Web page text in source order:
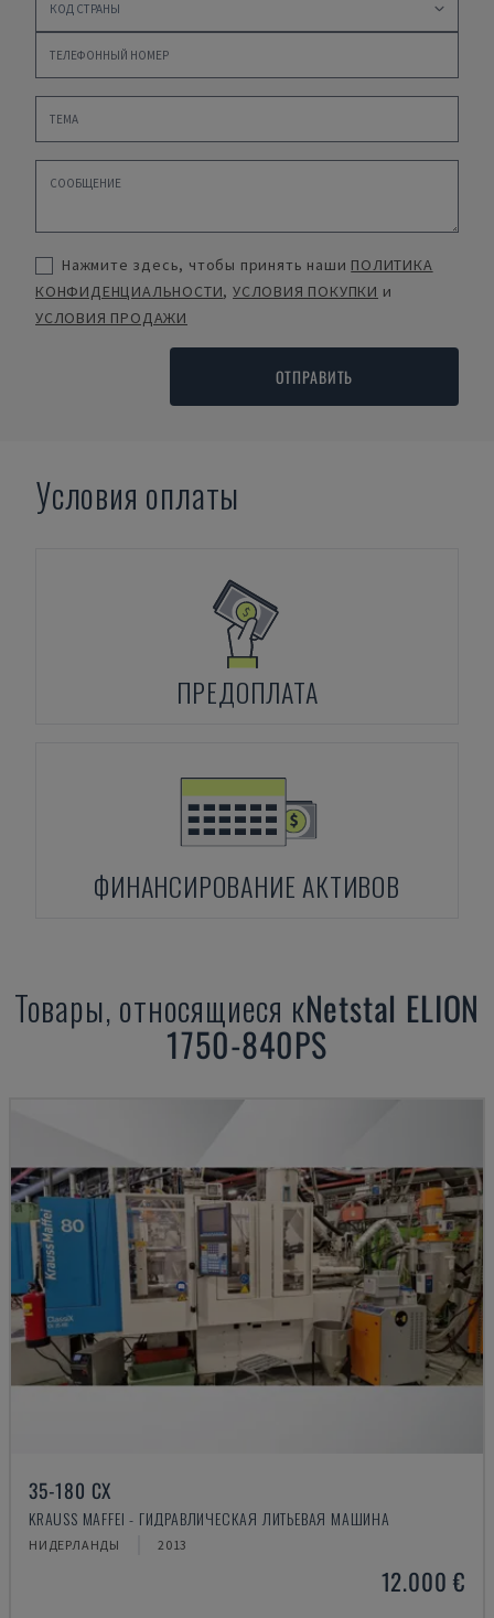
Нажмите здесь, чтобы принять наши ПОЛИТИКА
КОНФИДЕНЦИАЛЬНОСТИ,УСЛОВИЯ ПОКУПКИ и
УСЛОВИЯ ПРОДАЖИ
ОТПРАВИТЬ
Условия оплаты
ПРЕДОПЛАТА
ФИНАНСИРОВАНИЕ АКТИВОВ
Товары, относящиеся кNetstal ELION
1750-840PS
35-180 CX
KRAUSS MAFFEI - ГИДРАВЛИЧЕСКАЯ ЛИТЬЕВАЯ МАШИНА
НИДЕРЛАНДЫ 2013
12.000 €